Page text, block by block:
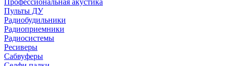
Профессиональная акустика
Пульты ДУ
Радиобудильники
Радиоприемники
Радиосистемы
Ресиверы
Сабвуферы